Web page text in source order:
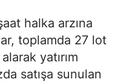
halka arzına
toplamda 27 lot
yatırım
satışa sunulan